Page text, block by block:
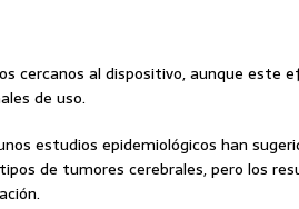
cercanos al dispositivo, aunque este
de uso.
estudios epidemiológicos han
de tumores cerebrales, pero los